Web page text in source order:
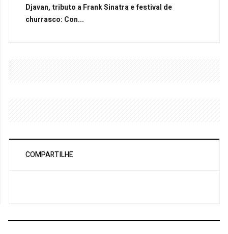
Djavan, tributo a Frank Sinatra e festival de
churrasco: Con...
COMPARTILHE